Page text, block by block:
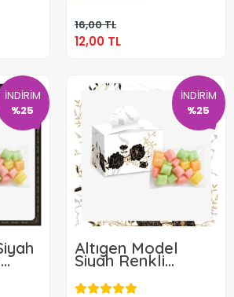
16,00 TL
12,00 TL
İNDİRİM
%25
İNDİRİM
%25
Altıgen Model
Siyah Renkli
Lokum Kutusu ve
Mevlüt Şekeri
12,00 TL